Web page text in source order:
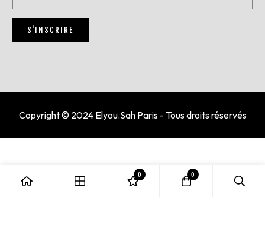
t
r
z
S'INSCRIRE
Copyright © 2024 Elyou.Sah Paris - Tous droits réservés
0 0